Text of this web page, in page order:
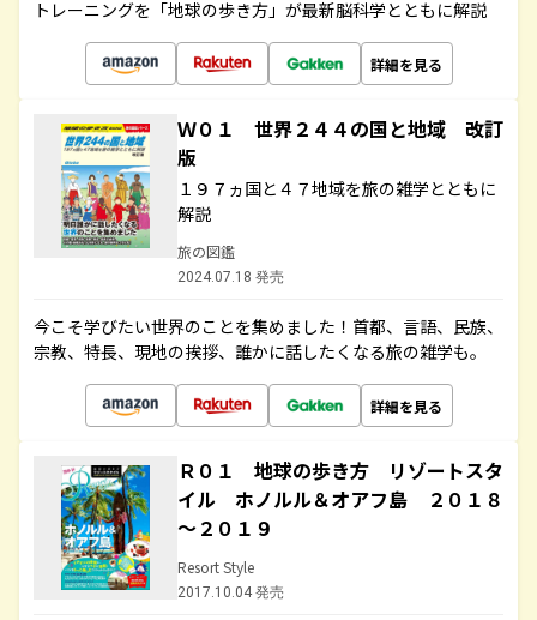
トレーニングを「地球の歩き方」が最新脳科学とともに解説
詳細を見る
Ｗ０１ 世界２４４の国と地域 改訂
版
１９７ヵ国と４７地域を旅の雑学とともに
解説
旅の図鑑
2024.07.18 発売
今こそ学びたい世界のことを集めました！首都、言語、民族、
宗教、特長、現地の挨拶、誰かに話したくなる旅の雑学も。
詳細を見る
Ｒ０１ 地球の歩き方 リゾートスタ
イル ホノルル＆オアフ島 ２０１８
～２０１９
Resort Style
2017.10.04 発売